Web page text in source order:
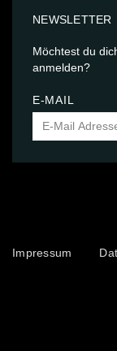
NEWSLETTER
Möchtest du
anmelden?
E-MAIL
Impressum